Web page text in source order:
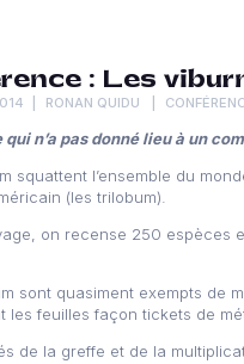
: Les
RONAN QUIDU
qui n’a pas donné lieu à un
squattent l’ensemble du
(les trilobum).
on recense 250 espèces
sont quasiment exempts de
les feuilles façon tickets de
de la greffe et de la